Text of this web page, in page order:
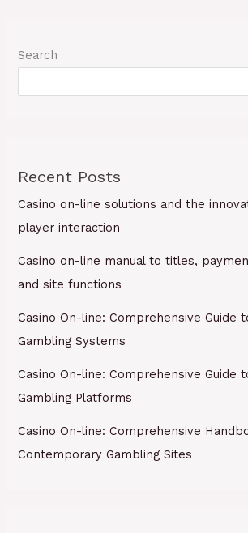
Search
Recent Posts
Casino on-line solutions and the
player interaction
Casino on-line manual to titles,
and site functions
Casino On-line: Comprehensive Guide
Gambling Systems
Casino On-line: Comprehensive Guide
Gambling Platforms
Casino On-line: Comprehensive
Contemporary Gambling Sites